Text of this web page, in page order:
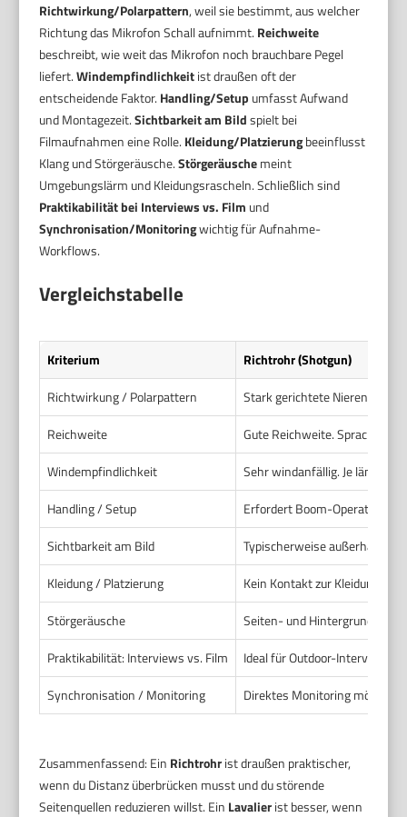
Richtwirkung/Polarpattern, weil sie bestimmt, aus welcher
Richtung das Mikrofon Schall aufnimmt. Reichweite
beschreibt, wie weit das Mikrofon noch brauchbare Pegel
liefert.Windempfindlichkeitist draußen oft der
entscheidende Faktor. Handling/Setup umfasst Aufwand
und Montagezeit.Sichtbarkeit am Bildspielt bei
Filmaufnahmen eine Rolle. Kleidung/Platzierungbeeinflusst
Klang und Störgeräusche.Störgeräuschemeint
Umgebungslärm und Kleidungsrascheln. Schließlich sind
Praktikabilität bei Interviews vs. Film und
Synchronisation/Monitoringwichtig für Aufnahme-
Workflows.
Vergleichstabelle
Kriterium
Richtrohr (Shotgun)
Richtwirkung / Polarpattern
Stark gerichtete Nieren- oder
Reichweite
Gute Reichweite. Sprache
Windempfindlichkeit
Sehr windanfällig. Je länger
Handling / Setup
Erfordert Boom-Operator
Sichtbarkeit am Bild
Typischerweise außerhalb
Kleidung / Platzierung
Kein Kontakt zur Kleidung
Störgeräusche
Seiten- und Hintergrundlärm
Praktikabilität: Interviews vs. Film
Ideal für Outdoor-Interviews
Synchronisation / Monitoring
Direktes Monitoring möglich.
Zusammenfassend: Ein Richtrohrist draußen praktischer,
wenn du Distanz überbrücken musst und du störende
Seitenquellen reduzieren willst. Ein Lavalierist besser, wenn